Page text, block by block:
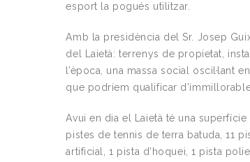
esport la pogués utilitzar.
Amb la presidència del Sr. Josep
del Laietà: terrenys de propietat,
l’època, una massa social oscil·lant
que podríem qualificar
Avui en dia el Laietà té una
pistes de tennis de terra batuda, 11
artificial, 1 pista d’hoquei, 1 pista